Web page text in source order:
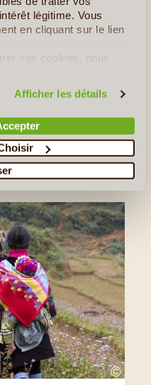
légitime. Vous
en cliquant sur le lien
vos cookies, nous
Afficher les détails
©
Air au Parc
Nha Ke Bang
le parc national de
500 kilomètres de
une surface de plus de
la marche à pied, (...)
©